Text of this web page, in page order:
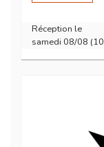
Réception le
samedi 08/08